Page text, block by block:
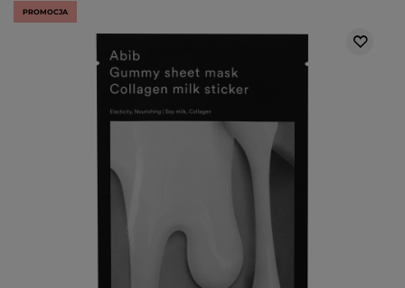
PROMOCJA